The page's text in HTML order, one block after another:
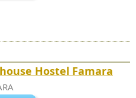
Hostel Famara